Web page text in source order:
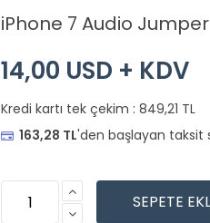
iPhone 7 Audio Jumper
14,00 USD + KDV
Kredi kartı tek çekim : 849,21 TL
163,28 TL'den başlayan taksit